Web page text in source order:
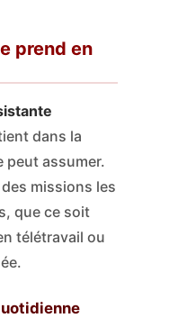
prend en
dans la
peut assumer.
missions les
que ce soit
télétravail ou